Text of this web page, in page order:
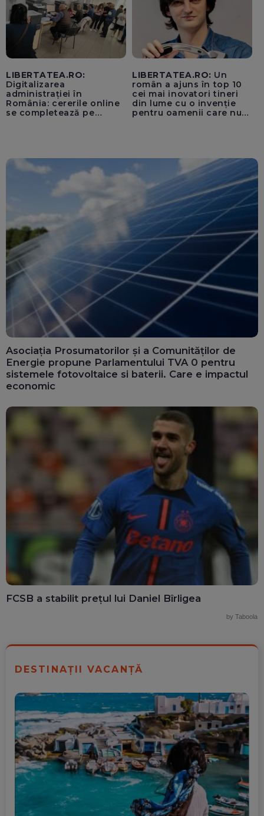
LIBERTATEA.RO:
Digitalizarea
administrației în
România: cererile online
se completează pe
LIBERTATEA.RO: Un
român a ajuns în top 10
cei mai inovatori tineri
din lume cu o invenție
pentru oamenii care nu
Asociația Prosumatorilor și a Comunităților de
Energie propune Parlamentului TVA 0 pentru
sistemele fotovoltaice si baterii. Care e impactul
economic
FCSB a stabilit prețul lui Daniel Bîrligea
by Taboola
DESTINAȚII VACANȚĂ